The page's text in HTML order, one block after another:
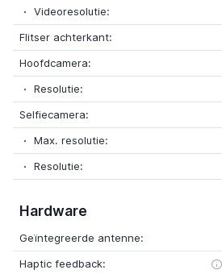
Videoresolutie:
Flitser achterkant:
Hoofdcamera:
Resolutie:
Selfiecamera:
Max. resolutie:
Resolutie:
Hardware
Geïntegreerde antenne:
Haptic feedback: